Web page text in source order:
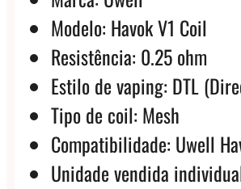
Modelo: Havok V1 Coil
Resistência: 0.25 ohm
Estilo de vaping: DTL
Tipo de coil: Mesh
Compatibilidade: Uwell
Unidade vendida